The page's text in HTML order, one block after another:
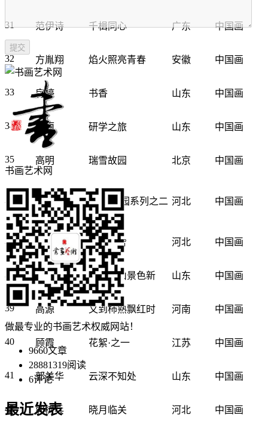
31 范伊诗 千楫同心 广东 中国画
32 方胤翔 焰火照亮青春 安徽 中国画
33 房婷 书香 山东 中国画
34 高丽 研学之旅 山东 中国画
35 高明 瑞雪故园 北京 中国画
36
高品龙 刘艳
杰
竹韵·家园系列之二 河北 中国画
37 高伟 林间语舍 河北 中国画
38 高秀玉 雨后家山景色新 山东 中国画
39 高源 又到柿熟飘红时 河南 中国画
40 顾霞 花絮·之一 江苏 中国画
41 郭美华 云深不知处 山东 中国画
42 郭树兵 晓月临关 河北 中国画
书画艺术网
做最专业的书画艺术权威网站！
9660文章
28881319阅读
6评论
最近发表